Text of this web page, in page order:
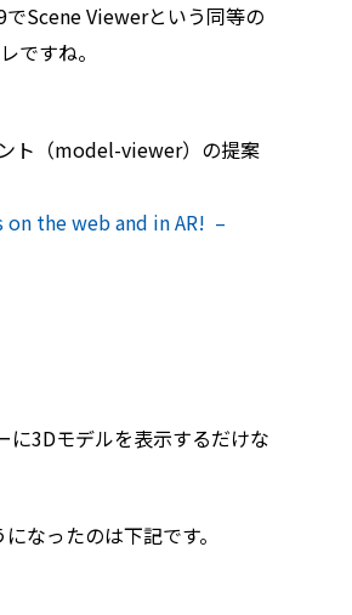
Scene Viewerという同等の
ですね。
ト（model-viewer）の提案
the web and in AR! –
3Dモデルを表示するだけな
なったのは下記です。